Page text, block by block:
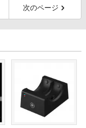
次のページ